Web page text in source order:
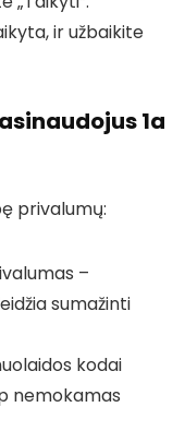
ir užbaikite
1a
privalumų:
–
sumažinti
kodai
nemokamas